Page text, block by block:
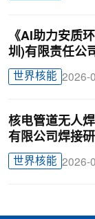
《AI助力安质
圳)有限责任公
世界核能 2026-
核电管道无人
有限公司焊接
世界核能 2026-